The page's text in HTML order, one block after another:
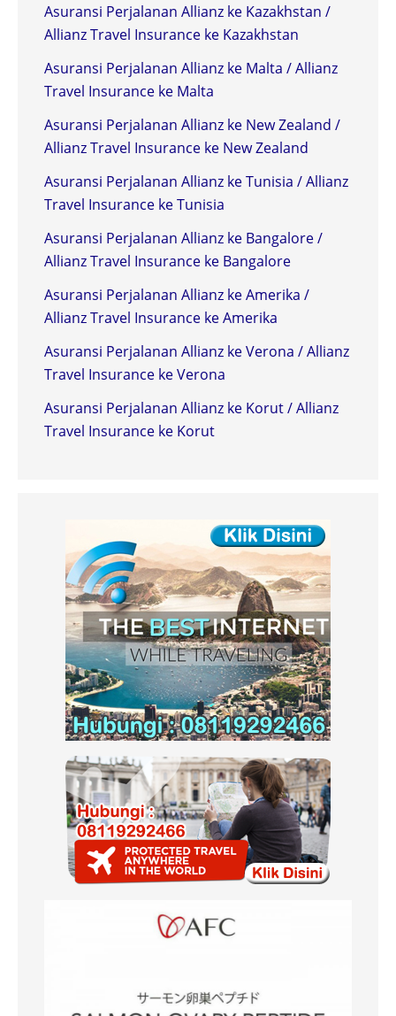
Asuransi Perjalanan Allianz ke Kazakhstan /
Allianz Travel Insurance ke Kazakhstan
Asuransi Perjalanan Allianz ke Malta / Allianz
Travel Insurance ke Malta
Asuransi Perjalanan Allianz ke New Zealand /
Allianz Travel Insurance ke New Zealand
Asuransi Perjalanan Allianz ke Tunisia / Allianz
Travel Insurance ke Tunisia
Asuransi Perjalanan Allianz ke Bangalore /
Allianz Travel Insurance ke Bangalore
Asuransi Perjalanan Allianz ke Amerika /
Allianz Travel Insurance ke Amerika
Asuransi Perjalanan Allianz ke Verona / Allianz
Travel Insurance ke Verona
Asuransi Perjalanan Allianz ke Korut / Allianz
Travel Insurance ke Korut